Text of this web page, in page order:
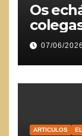
Os
07/06/2026
ARTICULOS